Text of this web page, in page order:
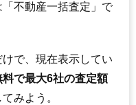
不動産一括査定」で
けで、現在表示してい
料で最大6社の査定額
みよう。